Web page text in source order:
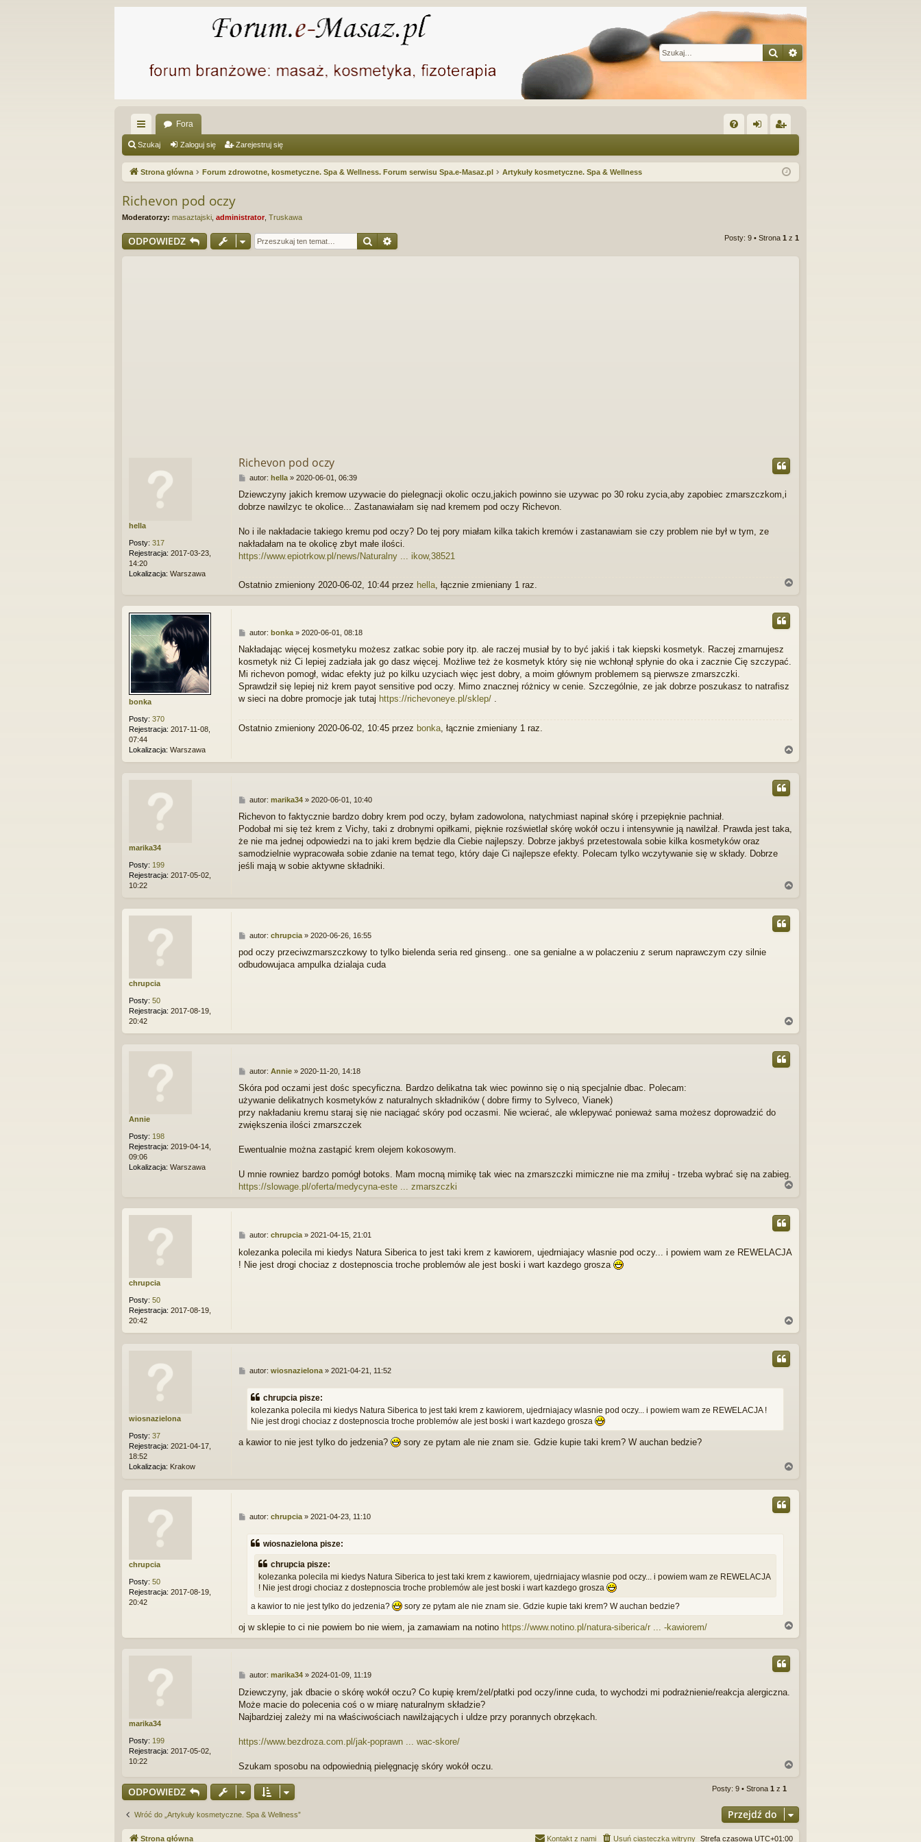
Szukaj
ię
ce
…
Fora
Q og ej
Szukaj Zaloguj się Zarejestruj się
Strona główna Forum zdrowotne, kosmetyczne. Spa & Wellness. Forum serwisu Spa.e-Masaz.pl Artykuły kosmetyczne. Spa & Wellness
Richevon pod oczy
Moderatorzy: masaztajski administrator Truskawa
ODPOWIEDZ Szukaj Posty: 9 • Strona 1 z 1
hella
Posty: 317
Rejestracja: 2017-03-23,
14:20
Lokalizacja: Warszawa
Richevon pod oczy
P
s
t
autor: hella» 2020-06-01, 06:39
Dziewczyny jakich kremow uzywacie do pielegnacji okolic oczu,jakich powinno sie uzywac po 30 roku zycia,aby zapobiec zmarszczkom,i
dobrze nawilzyc te okolice... Zastanawiałam się nad kremem pod oczy Richevon.
No i ile nakładacie takiego kremu pod oczy? Do tej pory miałam kilka takich kremów i zastanawiam sie czy problem nie był w tym, ze
nakładałam na te okolicę zbyt małe ilości.
https://www.epiotrkow.pl/news/Naturalny ... ikow,38521
Ostatnio zmieniony 2020-06-02, 10:44 przez hella, łącznie zmieniany 1 raz.
g
bonka
Posty: 370
Rejestracja: 2017-11-08,
07:44
Lokalizacja: Warszawa
P
s
t
autor: bonka» 2020-06-01, 08:18
Nakładając więcej kosmetyku możesz zatkac sobie pory itp. ale raczej musiał by to być jakiś i tak kiepski kosmetyk. Raczej zmarnujesz
kosmetyk niż Ci lepiej zadziała jak go dasz więcej. Możliwe też że kosmetyk który się nie wchłonął spłynie do oka i zacznie Cię szczypać.
Mi richevon pomogł, widac efekty już po kilku uzyciach więc jest dobry, a moim głównym problemem są pierwsze zmarszczki.
Sprawdził się lepiej niż krem payot sensitive pod oczy. Mimo znacznej różnicy w cenie. Szczególnie, ze jak dobrze poszukasz to natrafisz
w sieci na dobre promocje jak tutaj https://richevoneye.pl/sklep/ .
Ostatnio zmieniony 2020-06-02, 10:45 przez bonka , łącznie zmieniany 1 raz.
a
marika34
Posty: 199
Rejestracja: 2017-05-02,
10:22
P
s
t
autor: marika34» 2020-06-01, 10:40
Richevon to faktycznie bardzo dobry krem pod oczy, byłam zadowolona, natychmiast napinał skórę i przepięknie pachniał.
Podobał mi się też krem z Vichy, taki z drobnymi opiłkami, pięknie rozświetlał skórę wokół oczu i intensywnie ją nawilżał. Prawda jest taka,
że nie ma jednej odpowiedzi na to jaki krem będzie dla Ciebie najlepszy. Dobrze jakbyś przetestowala sobie kilka kosmetyków oraz
samodzielnie wypracowała sobie zdanie na temat tego, który daje Ci najlepsze efekty. Polecam tylko wczytywanie się w składy. Dobrze
jeśli mają w sobie aktywne składniki.
g
chrupcia
Posty: 50
Rejestracja: 2017-08-19,
20:42
P
s
t
autor: chrupcia» 2020-06-26, 16:55
pod oczy przeciwzmarszczkowy to tylko bielenda seria red ginseng.. one sa genialne a w polaczeniu z serum naprawczym czy silnie
odbudowujaca ampulka dzialaja cuda
a
Annie
Posty: 198
Rejestracja: 2019-04-14,
09:06
Lokalizacja: Warszawa
P
s
t
autor: Annie» 2020-11-20, 14:18
Skóra pod oczami jest dośc specyficzna. Bardzo delikatna tak wiec powinno się o nią specjalnie dbac. Polecam:
używanie delikatnych kosmetyków z naturalnych składników ( dobre firmy to Sylveco, Vianek)
przy nakładaniu kremu staraj się nie naciągać skóry pod oczasmi. Nie wcierać, ale wklepywać ponieważ sama możesz doprowadzić do
zwiększenia ilości zmarszczek
Ewentualnie można zastąpić krem olejem kokosowym.
U mnie rowniez bardzo pomógł botoks. Mam mocną mimikę tak wiec na zmarszczki mimiczne nie ma zmiłuj - trzeba wybrać się na zabieg.
https://slowage.pl/oferta/medycyna-este ... zmarszczki
g
chrupcia
Posty: 50
Rejestracja: 2017-08-19,
20:42
P
s
t
autor: chrupcia» 2021-04-15, 21:01
kolezanka polecila mi kiedys Natura Siberica to jest taki krem z kawiorem, ujedrniajacy wlasnie pod oczy... i powiem wam ze REWELACJA
! Nie jest drogi chociaz z dostepnoscia troche problemów ale jest boski i wart kazdego grosza
a
wiosnazielona
Posty: 37
Rejestracja: 2021-04-17,
18:52
Lokalizacja: Krakow
P
s
autor: wiosnazielona» 2021-04-21, 11:52
chrupcia pisze:
kolezanka polecila mi kiedys Natura Siberica to jest taki krem z kawiorem, ujedrniajacy wlasnie pod oczy... i powiem wam ze REWELACJA !
Nie jest drogi chociaz z dostepnoscia troche problemów ale jest boski i wart kazdego grosza
a kawior to nie jest tylko do jedzenia? sory ze pytam ale nie znam sie. Gdzie kupie taki krem? W auchan bedzie?
g
chrupcia
Posty: 50
Rejestracja: 2017-08-19,
20:42
P
s
autor: chrupcia» 2021-04-23, 11:10
wiosnazielona pisze:
chrupcia pisze:
kolezanka polecila mi kiedys Natura Siberica to jest taki krem z kawiorem, ujedrniajacy wlasnie pod oczy... i powiem wam ze REWELACJA
! Nie jest drogi chociaz z dostepnoscia troche problemów ale jest boski i wart kazdego grosza
a kawior to nie jest tylko do jedzenia?
sory ze pytam ale nie znam sie. Gdzie kupie taki krem? W auchan bedzie?
oj w sklepie to ci nie powiem bo nie wiem, ja zamawiam na notino https://www.notino.pl/natura-siberica/r ... -kawiorem/
a
marika34
Posty: 199
Rejestracja: 2017-05-02,
10:22
P
s
t
autor: marika34» 2024-01-09, 11:19
Dziewczyny, jak dbacie o skórę wokół oczu? Co kupię krem/żel/płatki pod oczy/inne cuda, to wychodzi mi podrażnienie/reakcja alergiczna.
Może macie do polecenia coś o w miarę naturalnym składzie?
Najbardziej zależy mi na właściwościach nawilżających i uldze przy porannych obrzękach.
https://www.bezdroza.com.pl/jak-poprawn ... wac-skore/
Szukam sposobu na odpowiednią pielęgnację skóry wokół oczu.
r
ę
ODPOWIEDZ Posty: 9 • Strona 1 z 1
Wróć do „Artykuły kosmetyczne. Spa & Wellness” Przejdź do
Strona główna Strefa czasowa UTC+01:00
Usuń ciasteczka witryny
Kontakt z nami